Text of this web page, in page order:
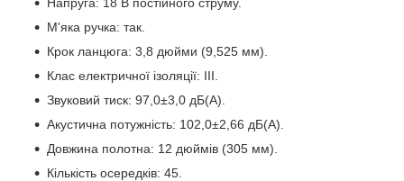
М'яка ручка: так.
Крок ланцюга: 3,8 дюйми (9,525 мм).
Клас електричної ізоляції: ІІІ.
Звуковий тиск: 97,0±3,0 дБ(А).
Акустична потужність: 102,0±2,66 дБ(А).
Довжина полотна: 12 дюймів (305 мм).
Кількість осередків: 45.